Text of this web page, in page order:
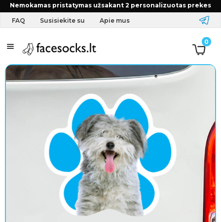
Nemokamas pristatymas užsakant 2 personalizuotas prekes
FAQ Susisiekite su Apie mus
0
A
p
r
g
a